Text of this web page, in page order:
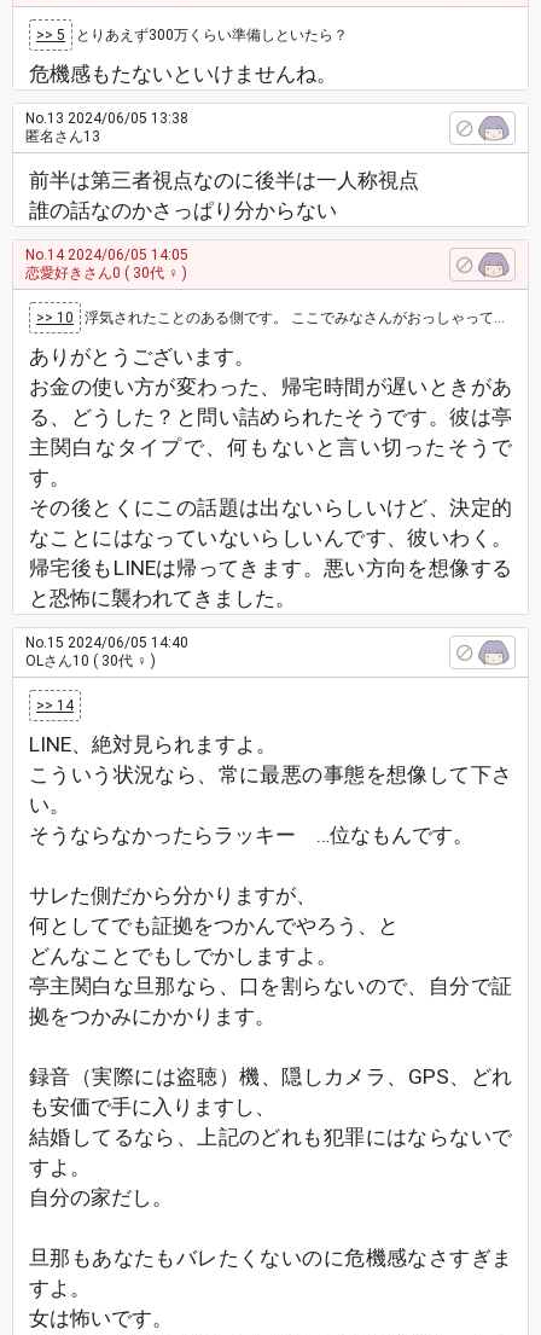
>> 5 とりあえず300万くらい準備しといたら？
危機感もたないといけませんね。
No.13 2024/06/05 13:38
匿名さん13
前半は第三者視点なのに後半は一人称視点
誰の話なのかさっぱり分からない
No.142024/06/05 14:05
恋愛好きさん0 ( 30代 ♀ )
>> 10 浮気されたことのある側です。 ここでみなさんがおっしゃっているように、 奥様にバレた…とあれば、 相手の気持ち云々よりも色々と準備…
ありがとうございます。
お金の使い方が変わった、帰宅時間が遅いときがあ
る、どうした？と問い詰められたそうです。彼は亭
主関白なタイプで、何もないと言い切ったそうで
す。
その後とくにこの話題は出ないらしいけど、決定的
なことにはなっていないらしいんです、彼いわく。
帰宅後もLINEは帰ってきます。悪い方向を想像する
と恐怖に襲われてきました。
No.15 2024/06/05 14:40
OLさん10 ( 30代 ♀ )
>> 14
LINE、絶対見られますよ。
こういう状況なら、常に最悪の事態を想像して下さ
い。
そうならなかったらラッキー …位なもんです。
サレた側だから分かりますが、
何としてでも証拠をつかんでやろう、と
どんなことでもしでかしますよ。
亭主関白な旦那なら、口を割らないので、自分で証
拠をつかみにかかります。
録音（実際には盗聴）機、隠しカメラ、GPS、どれ
も安価で手に入りますし、
結婚してるなら、上記のどれも犯罪にはならないで
すよ。
自分の家だし。
旦那もあなたもバレたくないのに危機感なさすぎま
すよ。
女は怖いです。